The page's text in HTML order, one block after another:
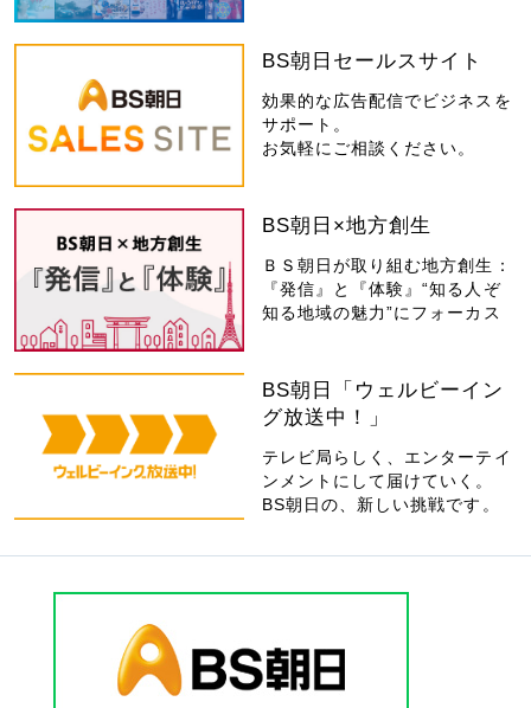
BS朝日セールスサイト
効果的な広告配信でビジネスを
サポート。
お気軽にご相談ください。
BS朝日×地方創生
ＢＳ朝日が取り組む地方創生：
『発信』と『体験』“知る人ぞ
知る地域の魅力”にフォーカス
BS朝日「ウェルビーイン
グ放送中！」
テレビ局らしく、エンターテイ
ンメントにして届けていく。
BS朝日の、新しい挑戦です。